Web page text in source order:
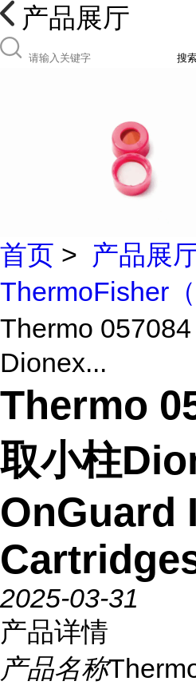
产品展厅
搜
首页 > 产品展
ThermoFisher（
Thermo
Dionex...
Thermo
取小柱
OnGuard
2025-03-31
产品详情
产品名称